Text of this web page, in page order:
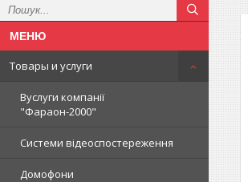
Товары и услуги
Вуслуги компанії
"Фараон-2000"
Системи відеоспостереження
Домофони